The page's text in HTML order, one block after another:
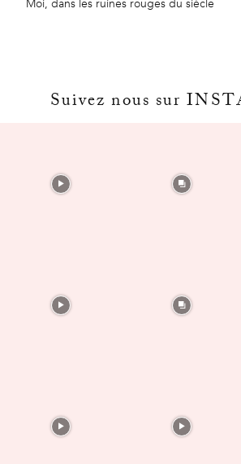
Moi, dans les ruines rouges du siècle
Suivez nous sur